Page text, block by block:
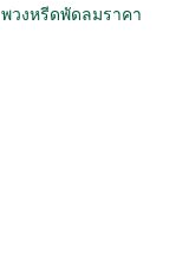
พวงหรีดพัดลมราคา